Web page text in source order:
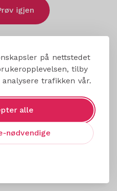
på nettstedet
tilby
trafikken vår.
alle
nødvendige
igjen